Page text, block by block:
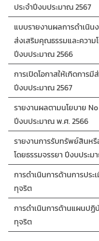
ประจำปีงบประมาณ 2567
แบบรายงานผลการดำเนิน
ส่งเสริมคุณธรรมและความโ
ปีงบประมาณ 2566
การเปิดโอกาสให้เกิดการมี
ปีงบประมาณ 2567
รายงานผลตามนโยบาย
ปีงบประมาณ พ.ศ. 2566
รายงานการรับทรัพย์สินหรื
โดยธรรมจรรยา ปีงบประ
การดำเนินการด้านการประ
ทุจริต
การดำเนินการด้านแผนป
ทุจริต